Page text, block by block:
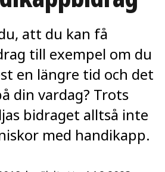
att du kan få
till exempel om du
en längre tid och det
din vardag? Trots
bidraget alltså inte
med handikapp.